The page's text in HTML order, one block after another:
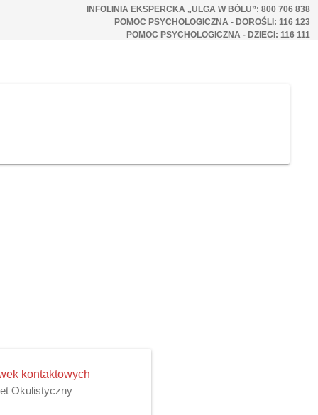
INFOLINIA EKSPERCKA „ULGA W BÓLU”: 800 706 838
POMOC PSYCHOLOGICZNA - DOROŚLI: 116 123
POMOC PSYCHOLOGICZNA - DZIECI: 116 111
kontaktowych
Okulistyczny